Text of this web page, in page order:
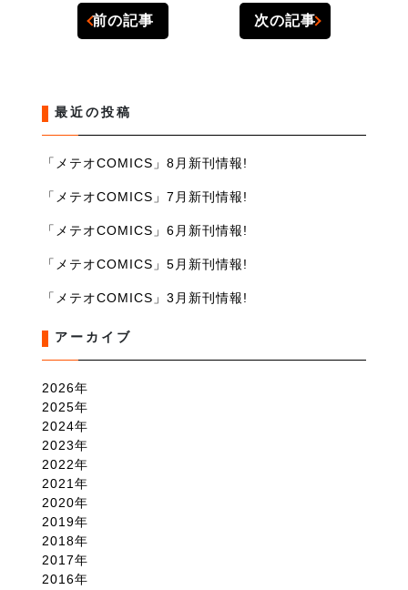
前の記事 次の記事
最近の投稿
「メテオCOMICS」8月新刊情報!
「メテオCOMICS」7月新刊情報!
「メテオCOMICS」6月新刊情報!
「メテオCOMICS」5月新刊情報!
「メテオCOMICS」3月新刊情報!
アーカイブ
2026
2025
2024
2023
2022
2021
2020
2019
2018
2017
2016